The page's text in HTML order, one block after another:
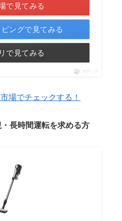
で見てみる
ングで見てみる
で見てみる
ポチップ
場でチェックする！
長時間運転を求める方